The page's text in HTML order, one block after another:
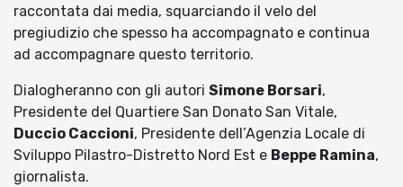
raccontata dai media, squarciando il velo del
pregiudizio che spesso ha accompagnato e continua
ad accompagnare questo territorio.
Dialogheranno con gli autori Simone Borsari,
Presidente del Quartiere San Donato San Vitale,
Duccio Caccioni, Presidente dell’Agenzia Locale di
Sviluppo Pilastro-Distretto Nord Est e Beppe Ramina,
giornalista.